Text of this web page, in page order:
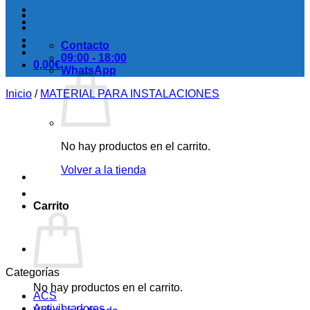
0,00€
No hay productos en el carrito.
Volver a la tienda
Carrito
No hay productos en el carrito.
Contacto
09:00 - 18:00
WhatsApp
Inicio / MATERIAL PARA INSTALACIONES
Categorías
ACS